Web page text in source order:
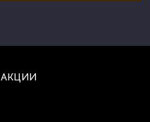
АКЦИИ